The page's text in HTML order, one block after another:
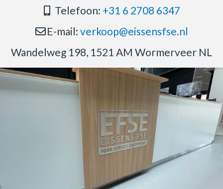
Telefoon: +31 6 2708 6347
E-mail: verkoop@eissensfse.nl
Wandelweg 198, 1521 AM Wormerveer NL